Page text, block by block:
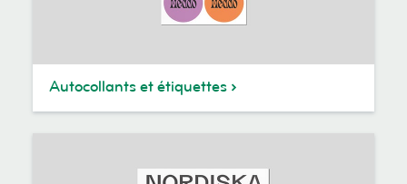
Autocollants et étiquettes